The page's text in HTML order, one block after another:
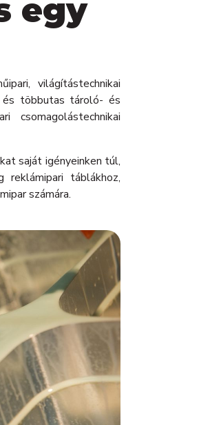
egy
világítástechnikai
többutas tároló- és
csomagolástechnikai
saját igényeinken túl,
táblákhoz,
számára.